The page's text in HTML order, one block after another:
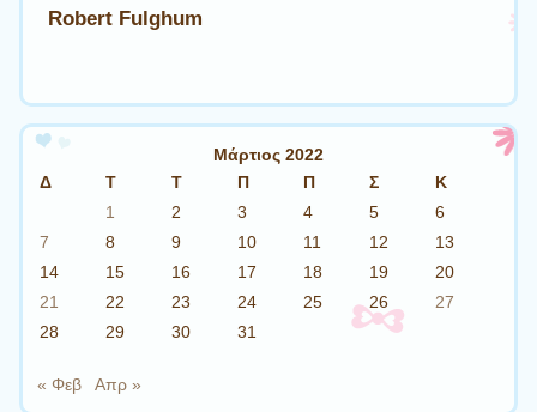
Robert Fulghum
Μάρτιος 2022
Δ
Τ Τ Π Π Σ
Κ
1
2 3 4 5
6
7
8 9 10 11 12
13
14
15 16 17 18 19
20
21
22 23 24 25 26
27
28
29 30 31
« Φεβ Απρ »